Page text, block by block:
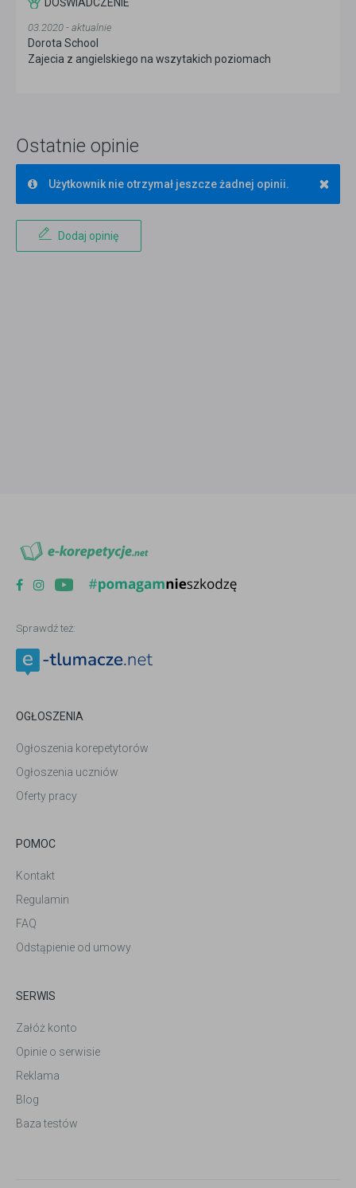
03.2020 - aktualnie
Dorota School
Zajecia z angielskiego na wszytakich poziomach
Ostatnie opinie
×
Użytkownik nie otrzymał jeszcze żadnej opinii.
Dodaj opinię
Sprawdź też:
OGŁOSZENIA
Ogłoszenia korepetytorów
Ogłoszenia uczniów
Oferty pracy
POMOC
Kontakt
Regulamin
FAQ
Odstąpienie od umowy
SERWIS
Załóż konto
Opinie o serwisie
Reklama
Blog
Baza testów